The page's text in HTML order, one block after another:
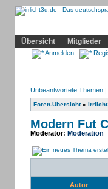
Übersicht
Mitglieder
Anmelden
Unbeantwortete Themen|
Foren-Übersicht»
Modern Fut
Moderator: Moderation
Autor